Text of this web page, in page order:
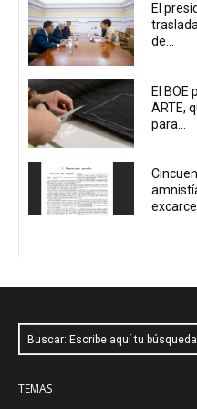
El
de...
El BOE
ARTE,
para...
Buscar: Escribe aquí tu búsqueda
TEMAS